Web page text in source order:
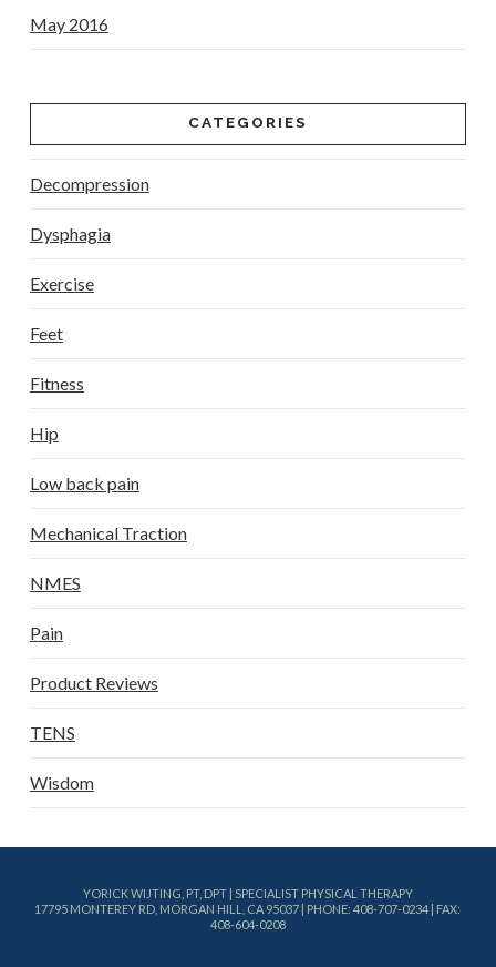
May 2016
CATEGORIES
Decompression
Dysphagia
Exercise
Feet
Fitness
Hip
Low back pain
Mechanical Traction
NMES
Pain
Product Reviews
TENS
Wisdom
YORICK WIJTING, PT, DPT | SPECIALIST PHYSICAL THERAPY
17795 MONTEREY RD, MORGAN HILL, CA 95037 | PHONE: 408-707-0234 | FAX:
408-604-0208